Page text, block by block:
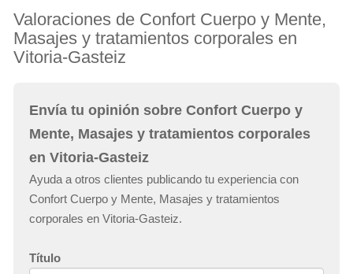
Valoraciones de Confort Cuerpo y Mente,
Masajes y tratamientos corporales en
Vitoria-Gasteiz
Envía tu opinión sobre Confort Cuerpo y
Mente, Masajes y tratamientos corporales
en Vitoria-Gasteiz
Ayuda a otros clientes publicando tu experiencia con
Confort Cuerpo y Mente, Masajes y tratamientos
corporales en Vitoria-Gasteiz.
Título